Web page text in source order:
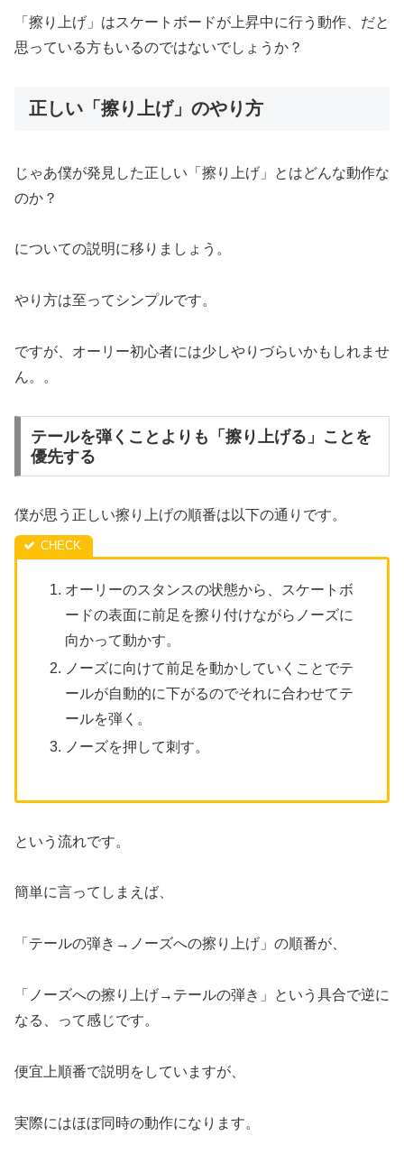
「擦り上げ」はスケートボードが上昇中に行う動作、だと
思っている方もいるのではないでしょうか？
正しい「擦り上げ」のやり方
じゃあ僕が発見した正しい「擦り上げ」とはどんな動作な
のか？
についての説明に移りましょう。
やり方は至ってシンプルです。
ですが、オーリー初心者には少しやりづらいかもしれませ
ん。。
テールを弾くことよりも「擦り上げる」ことを
優先する
僕が思う正しい擦り上げの順番は以下の通りです。
オーリーのスタンスの状態から、スケートボ
ードの表面に前足を擦り付けながらノーズに
向かって動かす。
ノーズに向けて前足を動かしていくことでテ
ールが自動的に下がるのでそれに合わせてテ
ールを弾く。
ノーズを押して刺す。
という流れです。
簡単に言ってしまえば、
「テールの弾き→ノーズへの擦り上げ」の順番が、
「ノーズへの擦り上げ→テールの弾き」という具合で逆に
なる、って感じです。
便宜上順番で説明をしていますが、
実際にはほぼ同時の動作になります。